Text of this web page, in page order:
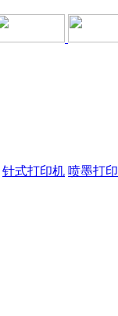
针式打印机 喷墨打